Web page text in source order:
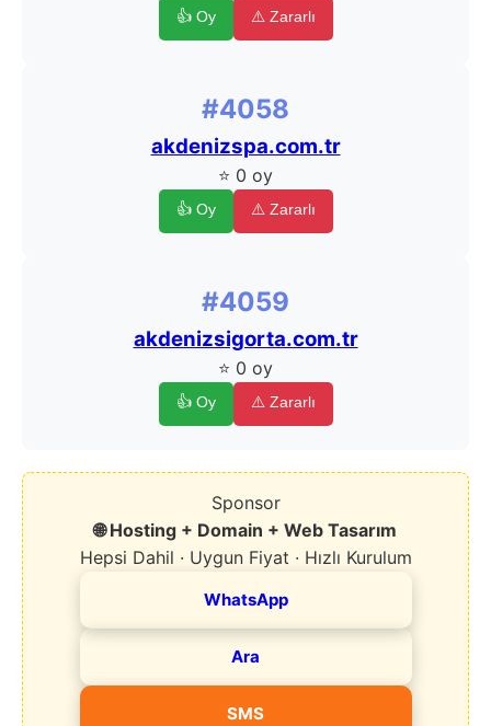
👍 Oy ⚠️ Zararlı
#4058
akdenizspa.com.tr
⭐ 0 oy
👍 Oy ⚠️ Zararlı
#4059
akdenizsigorta.com.tr
⭐ 0 oy
👍 Oy ⚠️ Zararlı
Sponsor
🌐 Hosting + Domain + Web Tasarım
Hepsi Dahil · Uygun Fiyat · Hızlı Kurulum
WhatsApp
Ara
SMS